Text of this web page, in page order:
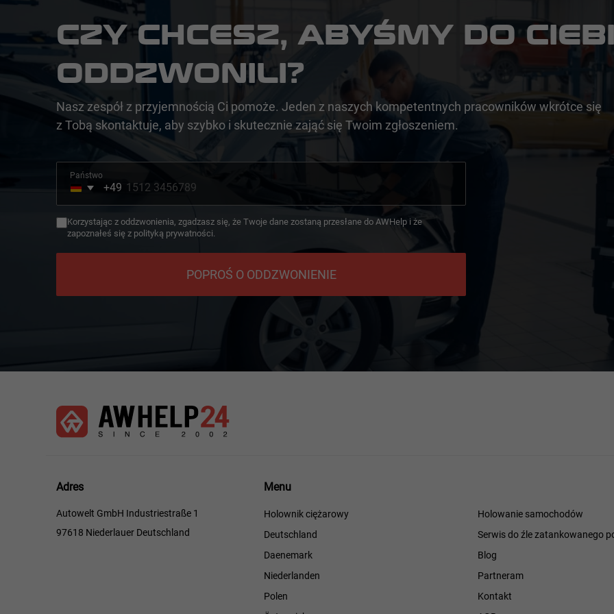
CZY CHCESZ, ABYŚMY DO
ODDZWONILI?
Nasz zespół z przyjemnością Ci pomoże. Jeden z naszych kompetentnych pracowników wkrótce się
z Tobą skontaktuje, aby szybko i skutecznie zająć się Twoim zgłoszeniem.
Państwo
Germany
+49
+49
Korzystając z oddzwonienia, zgadzasz się, że Twoje dane zostaną przesłane do AWHelp i że
zapoznałeś się z polityką prywatności.
POPROŚ O ODDZWONIENIE
Adres
Autowelt GmbH Industriestraße 1
97618 Niederlauer Deutschland
Menu
Menu
Holownik ciężarowy
Deutschland
Daenemark
Niederlanden
Polen
Holowanie samochodów
Serwis do źle zatankowanego
Blog
Partneram
Kontakt